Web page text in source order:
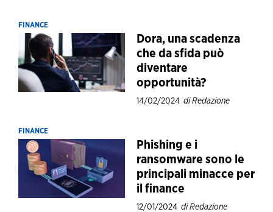
FINANCE
Dora, una scadenza
che da sfida può
diventare
opportunità?
14/02/2024 di Redazione
FINANCE
Phishing e i
ransomware sono le
principali minacce per
il finance
12/01/2024 di Redazione